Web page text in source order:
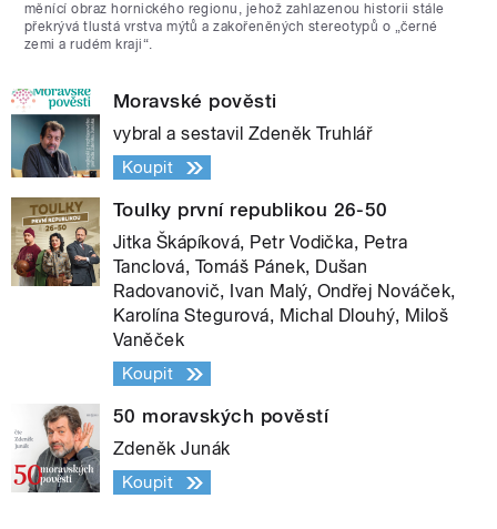
měnící obraz hornického regionu, jehož zahlazenou historii stále
překrývá tlustá vrstva mýtů a zakořeněných stereotypů o „černé
zemi a rudém kraji“.
Moravské pověsti
vybral a sestavil Zdeněk Truhlář
Koupit
Toulky první republikou 26-50
Jitka Škápíková, Petr Vodička, Petra
Tanclová, Tomáš Pánek, Dušan
Radovanovič, Ivan Malý, Ondřej Nováček,
Karolína Stegurová, Michal Dlouhý, Miloš
Vaněček
Koupit
50 moravských pověstí
Zdeněk Junák
Koupit